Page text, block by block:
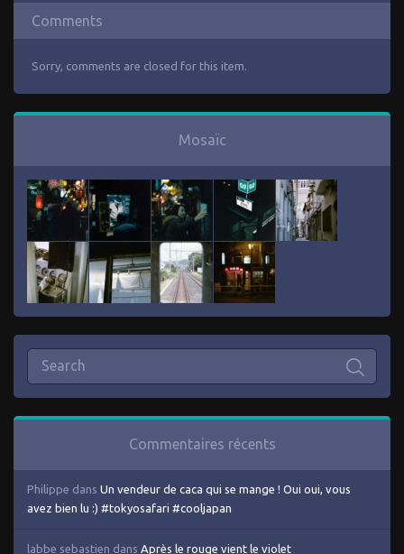
Comments
Sorry, comments are closed for this item.
Mosaïc
Commentaires récents
Philippe dans Un vendeur de caca qui se mange ! Oui oui, vous
avez bien lu :) #tokyosafari #cooljapan
labbe sebastien dans Après le rouge vient le violet